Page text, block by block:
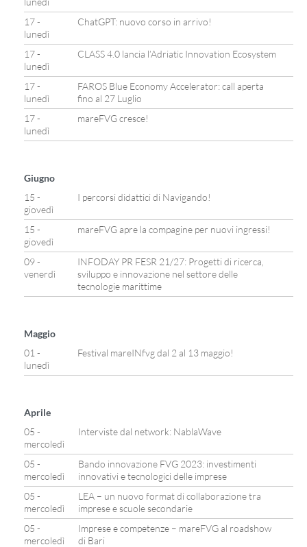
17 -
lunedì
ChatGPT: nuovo corso in arrivo!
17 -
lunedì
CLASS 4.0 lancia l’Adriatic Innovation Ecosystem
17 -
lunedì
FAROS Blue Economy Accelerator: call aperta
fino al 27 Luglio
17 -
lunedì
mareFVG cresce!
Giugno
15 -
giovedì
I percorsi didattici di Navigando!
15 -
giovedì
mareFVG apre la compagine per nuovi ingressi!
09 -
venerdì
INFODAY PR FESR 21/27: Progetti di ricerca,
sviluppo e innovazione nel settore delle
tecnologie marittime
Maggio
01 -
lunedì
Festival mareINfvg dal 2 al 13 maggio!
Aprile
05 -
mercoledì
Interviste dal network: NablaWave
05 -
mercoledì
Bando innovazione FVG 2023: investimenti
innovativi e tecnologici delle imprese
05 -
mercoledì
LEA – un nuovo format di collaborazione tra
imprese e scuole secondarie
05 -
mercoledì
Imprese e competenze – mareFVG al roadshow
di Bari